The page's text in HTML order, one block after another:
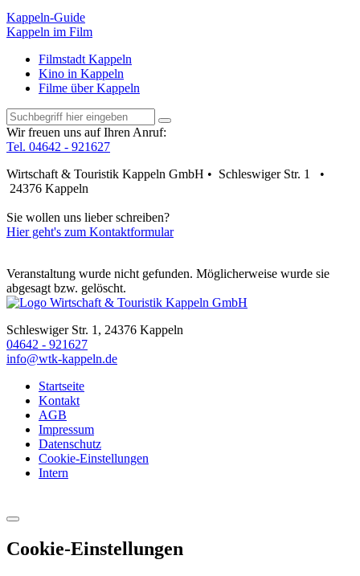
Kappeln-Guide
Kappeln im Film
Filmstadt Kappeln
Kino in Kappeln
Filme über Kappeln
Wir freuen uns auf Ihren Anruf:
Tel. 04642 - 921627
Wirtschaft & Touristik Kappeln GmbH • Schleswiger Str. 1 •
24376 Kappeln
Sie wollen uns lieber schreiben?
Hier geht's zum Kontaktformular
Veranstaltung wurde nicht gefunden. Möglicherweise wurde sie
abgesagt bzw. gelöscht.
Schleswiger Str. 1, 24376 Kappeln
04642 - 921627
info@wtk-kappeln.de
Startseite
Kontakt
AGB
Impressum
Datenschutz
Cookie-Einstellungen
Intern
Cookie-Einstellungen